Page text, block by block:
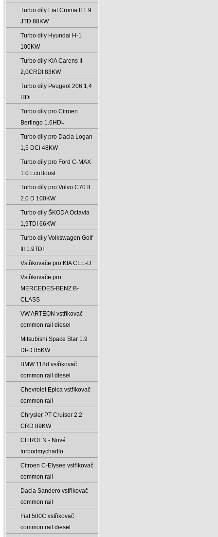
Turbo díly Fiat Croma II 1.9
JTD 88KW
Turbo díly Hyundai H-1
100KW
Turbo díly KIA Carens II
2‚0CRDI 83KW
Turbo díly Peugeot 206 1‚4
HDi
Turbo díly pro Citroen
Berlingo 1.6HDi̵
Turbo díly pro Dacia Logan
1‚5 DCi 48KW
Turbo díly pro Ford C-MAX
1.0 EcoBoost̵
Turbo díly pro Volvo C70 II
2.0 D 100KW
Turbo díly ŠKODA Octavia
1‚9TDI 66KW
Turbo díly Volkswagen Golf
III 1.9TDI
Vstřikovače pro KIA CEE-D
Vstřikovače pro
MERCEDES-BENZ B-
CLASS
VW ARTEON vstřikovač
common rail diesel
Mitsubishi Space Star 1.9
DI-D 85KW
BMW 118d vstřikovač
common rail diesel
Chevrolet Epica vstřikovač
common rail
Chrysler PT Cruiser 2.2
CRD 89KW
CITROEN - Nové
turbodmychadlo
Citroen C-Elysee vstřikovač
common rail
Dacia Sandero vstřikovač
common rail
Fiat 500C vstřikovač
common rail diesel